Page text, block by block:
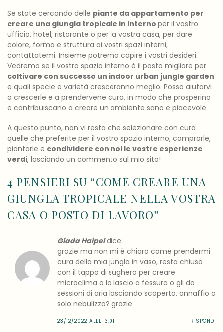
Se state cercando delle piante da appartamento per
creare una giungla tropicale in interno per il vostro
ufficio, hotel, ristorante o per la vostra casa, per dare
colore, forma e struttura ai vostri spazi interni,
contattatemi. Insieme potremo capire i vostri desideri.
Vedremo se il vostro spazio interno è il posto migliore per
coltivare con successo un indoor urban jungle garden
e quali specie e varietà cresceranno meglio. Posso aiutarvi
a crescerle e a prendervene cura, in modo che prosperino
e contribuiscano a creare un ambiente sano e piacevole.
A questo punto, non vi resta che selezionare con cura
quelle che preferite per il vostro spazio interno, comprarle,
piantarle e condividere con noi le vostre esperienze
verdi, lasciando un commento sul mio sito!
4 PENSIERI SU “COME CREARE UNA
GIUNGLA TROPICALE NELLA VOSTRA
CASA O POSTO DI LAVORO”
Giada Haipel dice:
grazie ma non mi è chiaro come prendermi
cura della mia jungla in vaso, resta chiuso
con il tappo di sughero per creare
microclima o lo lascio a fessura o gli do
sessioni di aria lasciando scoperto, annaffio o
solo nebulizzo? grazie
23/12/2022 ALLE 13:01 RISPONDI